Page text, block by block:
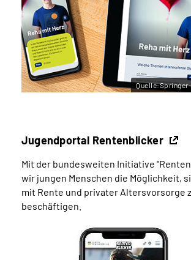
Jugendportal Rentenblicker
Mit der bundesweiten Initiative
wir jungen Menschen die Möglichkeit,
mit Rente und privater Altersvorsorge
beschäftigen.